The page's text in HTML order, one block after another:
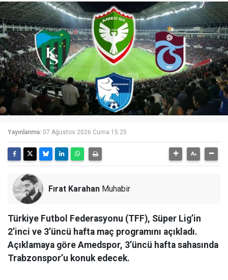
Yayınlanma: 07 Ağustos 2026 Cuma 15:25
Fırat Karahan Muhabir
Türkiye Futbol Federasyonu (TFF), Süper Lig’in
2’inci ve 3’üncü hafta maç programını açıkladı.
Açıklamaya göre Amedspor, 3’üncü hafta sahasında
Trabzonspor’u konuk edecek.